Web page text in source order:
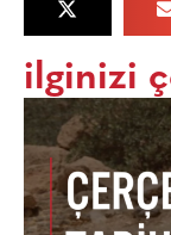
ilginizi